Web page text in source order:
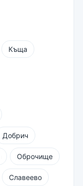
Къща
Добрич
Оброчище
Славеево